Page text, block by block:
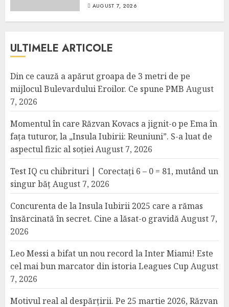
AUGUST 7, 2026
ULTIMELE ARTICOLE
Din ce cauză a apărut groapa de 3 metri de pe
mijlocul Bulevardului Eroilor. Ce spune PMB August
7, 2026
Momentul în care Răzvan Kovacs a jignit-o pe Ema în
fața tuturor, la „Insula Iubirii: Reuniuni”. S-a luat de
aspectul fizic al soțieiAugust 7, 2026
Test IQ cu chibrituri | Corectați 6 – 0 = 81, mutând un
singur bățAugust 7, 2026
Concurenta de la Insula Iubirii 2025 care a rămas
însărcinată în secret. Cine a lăsat-o gravidăAugust 7,
2026
Leo Messi a bifat un nou record la Inter Miami! Este
cel mai bun marcator din istoria Leagues Cup August
7, 2026
Motivul real al despărțirii. Pe 25 martie 2026, Răzvan